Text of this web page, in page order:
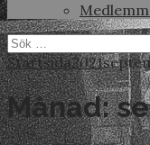
Sök
efter:
Startsida2021
Månad: